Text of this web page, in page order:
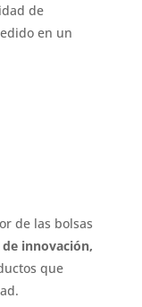
de
en un
de las bolsas
innovación,
que